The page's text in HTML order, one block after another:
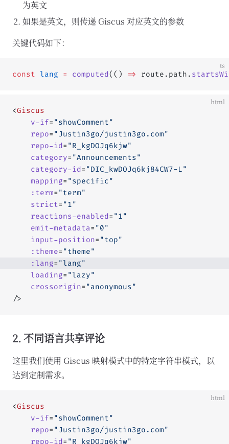
为英文
如果是英文，则传递 Giscus 对应英文的参数
关键代码如下：
ts
const lang = computed(() => route.path.
html
<Giscus
	v-if
= "showComment"
	repo
= "Justin3go/justin3go.com"
	repo-id
= "R_kgDOJq6kjw"
	category
= "Announcements"
	category-id
= "DIC_kwDOJq6kj84CW7-L"
	mapping
= "specific"
	:term
= "term"
	strict
= "1"
	reactions-enabled
= "1"
	emit-metadata
= "0"
	input-position
= "top"
	:theme
= "theme"
	:lang
= "lang"
	loading
= "lazy"
	crossorigin
= "anonymous"
/>
2. 不同语言共享评论
这里我们使用 Giscus 映射模式中的特定字符串模式，以
达到定制需求。
html
<Giscus
	v-if
= "showComment"
	repo
= "Justin3go/justin3go.com"
	repo-id
= "R_kgDOJq6kjw"